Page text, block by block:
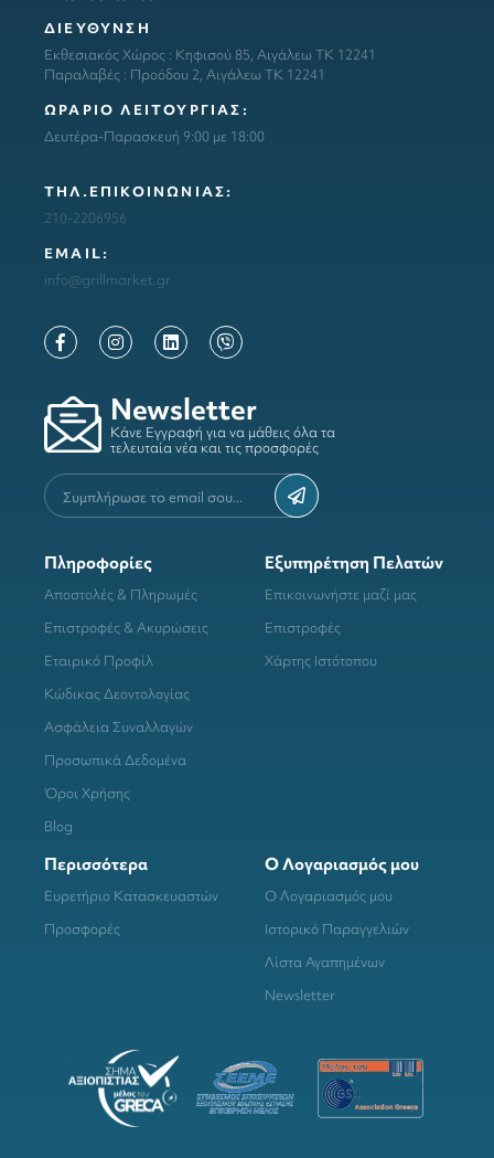
ΔΙΕΥΘΥΝΣΗ
Εκθεσιακός Χώρος : Κηφισού 85, Αιγάλεω ΤΚ 12241
Παραλαβές : Προόδου 2, Αιγάλεω ΤΚ 12241
ΩΡΑΡΙΟ ΛΕΙΤΟΥΡΓΙΑΣ:
Δευτέρα-Παρασκευή 9:00 με 18:00
ΤΗΛ.ΕΠΙΚΟΙΝΩΝΙΑΣ:
210-2206956
ΕΜΑΙL:
info@grillmarket.gr
Newsletter
Κάνε Εγγραφή για να μάθεις όλα τα
τελευταία νέα και τις προσφορές
Πληροφορίες
Αποστολές & Πληρωμές
Επιστροφές & Ακυρώσεις
Εταιρικό Προφίλ
Κώδικας Δεοντολογίας
Ασφάλεια Συναλλαγών
Προσωπικά Δεδομένα
Όροι Χρήσης
Blog
Εξυπηρέτηση Πελατών
Επικοινωνήστε μαζί μας
Επιστροφές
Χάρτης Ιστότοπου
Περισσότερα
Ευρετήριο Κατασκευαστών
Προσφορές
Ο Λογαριασμός μου
Ο Λογαριασμός μου
Ιστορικό Παραγγελιών
Λίστα Αγαπημένων
Newsletter